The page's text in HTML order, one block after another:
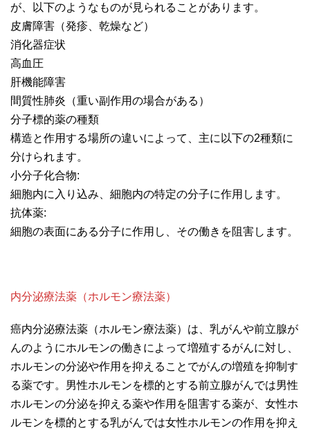
が、以下のようなものが見られることがあります。
皮膚障害（発疹、乾燥など）
消化器症状
高血圧
肝機能障害
間質性肺炎（重い副作用の場合がある）
分子標的薬の種類
構造と作用する場所の違いによって、主に以下の2種類に
分けられます。
小分子化合物:
細胞内に入り込み、細胞内の特定の分子に作用します。
抗体薬:
細胞の表面にある分子に作用し、その働きを阻害します。
内分泌療法薬（ホルモン療法薬）
癌内分泌療法薬（ホルモン療法薬）は、乳がんや前立腺が
んのようにホルモンの働きによって増殖するがんに対し、
ホルモンの分泌や作用を抑えることでがんの増殖を抑制す
る薬です。男性ホルモンを標的とする前立腺がんでは男性
ホルモンの分泌を抑える薬や作用を阻害する薬が、女性ホ
ルモンを標的とする乳がんでは女性ホルモンの作用を抑え